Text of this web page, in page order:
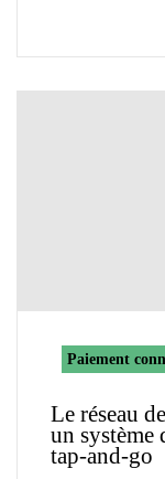
Paiement
Le réseau
un système
tap-and-go